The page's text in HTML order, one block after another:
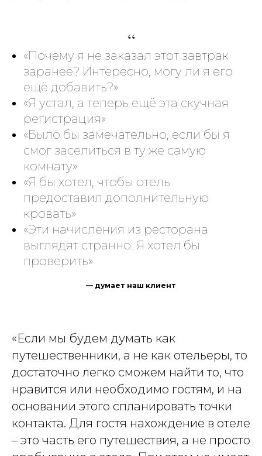
“
«Почему я не заказал этот завтрак
заранее? Интересно, могу ли я его
ещё добавить?»
«Я устал, а теперь ещё эта скучная
регистрация»
«Было бы замечательно, если бы я
смог заселиться в ту же самую
комнату»
«Я бы хотел, чтобы отель
предоставил дополнительную
кровать»
«Эти начисления из ресторана
выглядят странно. Я хотел бы
проверить»
— думает наш клиент
«Если мы будем думать как
путешественники, а не как отельеры, то
достаточно легко сможем найти то, что
нравится или необходимо гостям, и на
основании этого спланировать точки
контакта. Для гостя нахождение в отеле
– это часть его путешествия, а не просто